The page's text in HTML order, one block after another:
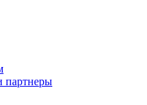
партнеры